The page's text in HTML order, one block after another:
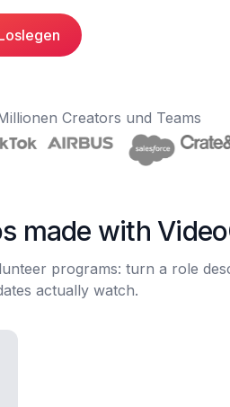
Creators und Teams
made with
programs: turn a role
actually watch.